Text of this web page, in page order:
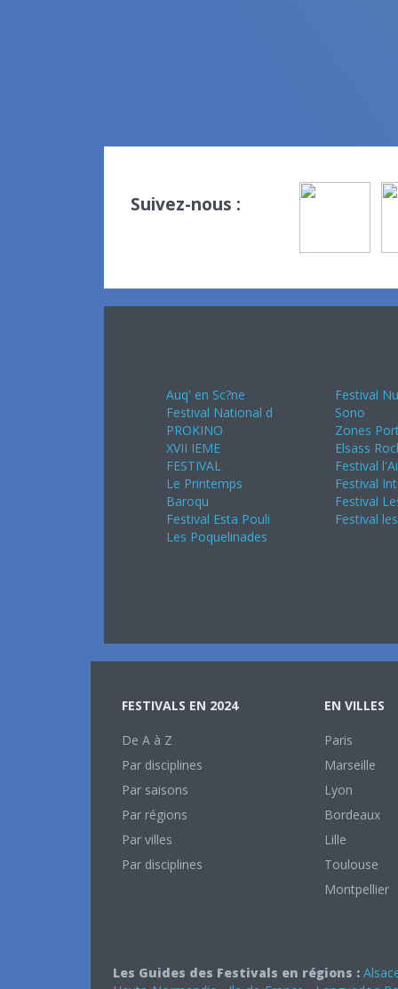
Suivez-nous :
Auq' en Sc?ne
Festival National d
PROKINO
XVII IEME
FESTIVAL
Le Printemps
Baroqu
Festival Esta Pouli
Les Poquelinades
Festival
Sono
Zones
Elsass
Festival
Festival
Festival
Festival
FESTIVALS EN 2024
De A à Z
Par disciplines
Par saisons
Par régions
Par villes
Par disciplines
EN VILLES
Paris
Marseille
Lyon
Bordeaux
Lille
Toulouse
Montpellier
Les Guides des Festivals en régions :